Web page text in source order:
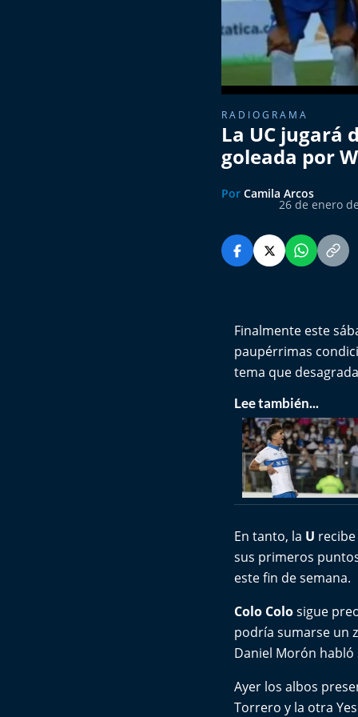
RADIOGRAMA
La UC jugará
goleada por
Por Camila Arcos
26 de enero
Finalmente este
paupérrimas
tema que
Lee también...
En tanto, la U
sus primeros
este fin de semana.
Colo Colosigue
podría sumarse un
Daniel Morón habló
Ayer los albos
Torrero y la otra